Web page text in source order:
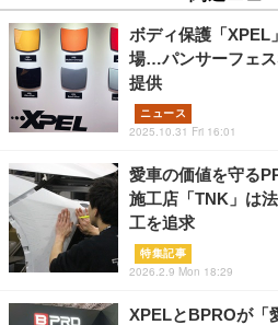
ボディ保護「XPEL
場…パンサーフェ
提供
ニュース
2025.10.31 Fri 16:01
愛車の価値を守る
施工店「TNK」は
工を追求
特集記事
2026.2.9 Mon 18:29
XPELとBPROが「